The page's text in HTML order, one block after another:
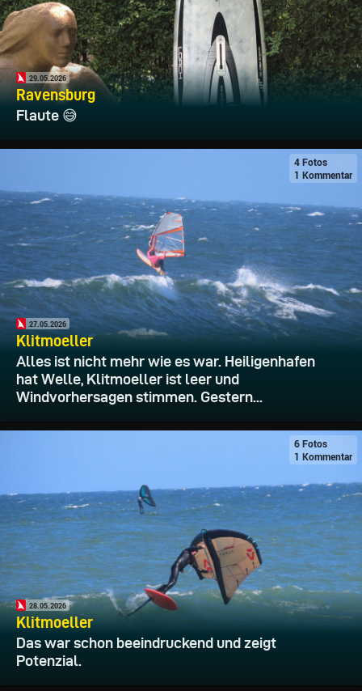
29.05.2026
Ravensburg
Flaute 😅
4 Fotos
1 Kommentar
27.05.2026
Klitmoeller
Alles ist nicht mehr wie es war. Heiligenhafen
hat Welle, Klitmoeller ist leer und
Windvorhersagen stimmen. Gestern...
6 Fotos
1 Kommentar
28.05.2026
Klitmoeller
Das war schon beeindruckend und zeigt
Potenzial.